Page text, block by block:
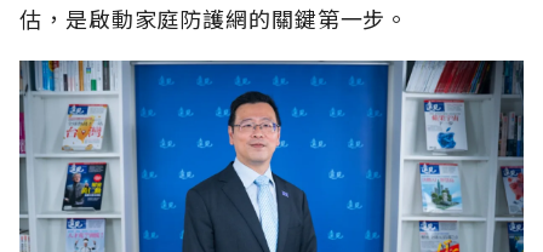
估，是啟動家庭防護網的關鍵第一步。